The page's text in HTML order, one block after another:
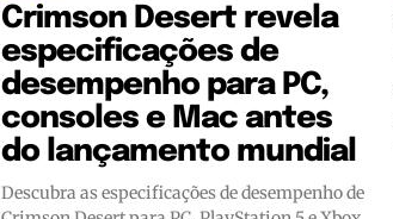
Crimson Desert revela
especificações de
desempenho para PC,
consoles e Mac antes
do lançamento mundial
Descubra as especificações de desempenho de